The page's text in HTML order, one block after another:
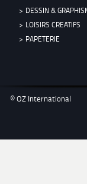
DESSIN &
LOISIRS CREATIFS
PAPETERIE
© OZ International